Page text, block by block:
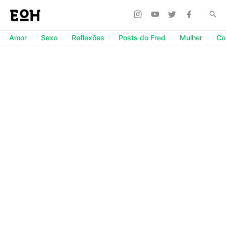
Amor Sexo Reflexões Posts do Fred Mulher